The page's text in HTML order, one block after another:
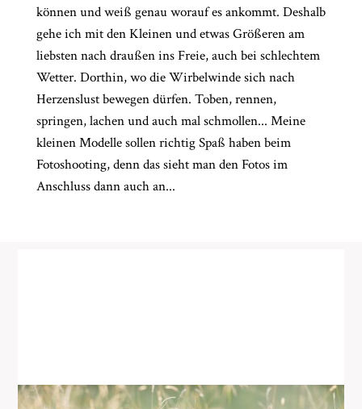
können und weiß genau worauf es ankommt. Deshalb
gehe ich mit den Kleinen und etwas Größeren am
liebsten nach draußen ins Freie, auch bei schlechtem
Wetter. Dorthin, wo die Wirbelwinde sich nach
Herzenslust bewegen dürfen. Toben, rennen,
springen, lachen und auch mal schmollen... Meine
kleinen Modelle sollen richtig Spaß haben beim
Fotoshooting, denn das sieht man den Fotos im
Anschluss dann auch an...